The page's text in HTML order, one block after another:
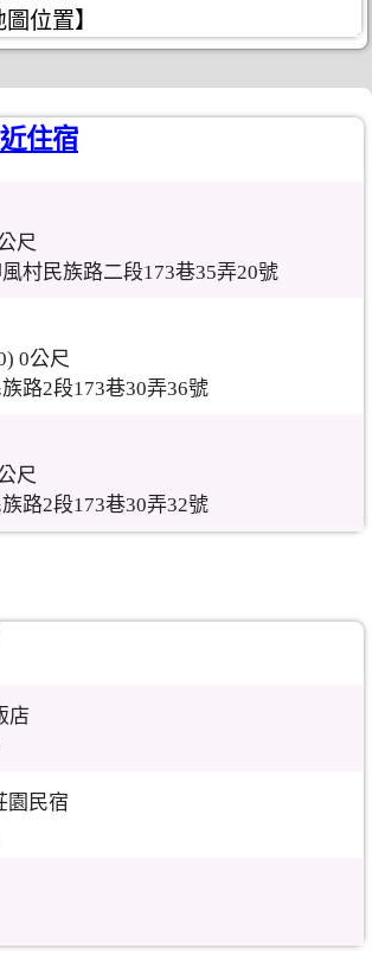
位置】
住宿
尺
村民族路二段173巷35弄20號
0公尺
路2段173巷30弄36號
尺
路2段173巷30弄32號
店
園民宿